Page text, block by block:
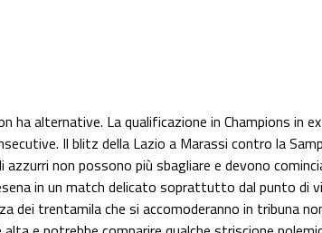
ha alternative. La qualificazione in Champions in
Il blitz della Lazio a Marassi contro la
azzurri non possono più sbagliare e devono
in un match delicato soprattutto dal punto di
dei trentamila che si accomoderanno in tribuna